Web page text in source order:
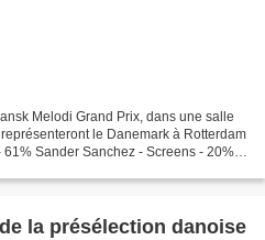
Melodi Grand Prix, dans une salle
le Danemark à Rotterdam
61% Sander Sanchez - Screens - 20%
la présélection danoise